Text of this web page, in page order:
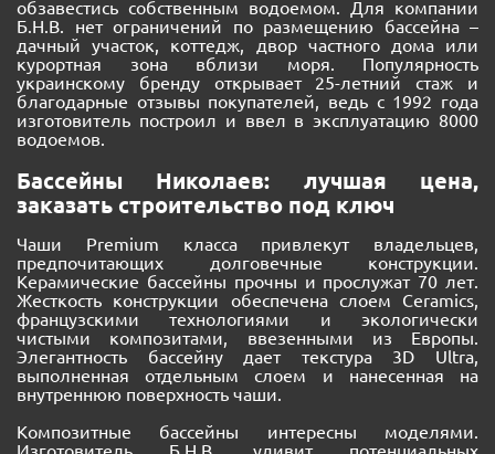
обзавестись собственным водоемом. Для компании
Б.Н.В. нет ограничений по размещению бассейна –
дачный участок, коттедж, двор частного дома или
курортная зона вблизи моря. Популярность
украинскому бренду открывает 25-летний стаж и
благодарные отзывы покупателей, ведь с 1992 года
изготовитель построил и ввел в эксплуатацию 8000
водоемов.
Бассейны Николаев: лучшая цена,
заказать строительство под ключ
Чаши Premium класса привлекут владельцев,
предпочитающих долговечные конструкции.
Керамические бассейны прочны и прослужат 70 лет.
Жесткость конструкции обеспечена слоем Ceramics,
французскими технологиями и экологически
чистыми композитами, ввезенными из Европы.
Элегантность бассейну дает текстура 3D Ultra,
выполненная отдельным слоем и нанесенная на
внутреннюю поверхность чаши.
Композитные бассейны интересны моделями.